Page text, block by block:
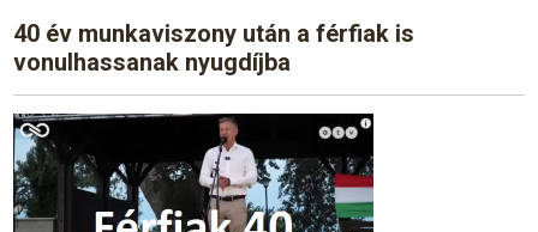
40 év munkaviszony után a férfiak is
vonulhassanak nyugdíjba